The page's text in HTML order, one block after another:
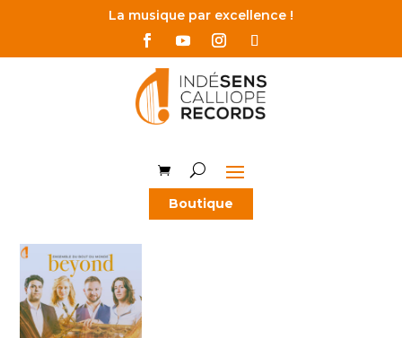
La musique par excellence !
Boutique